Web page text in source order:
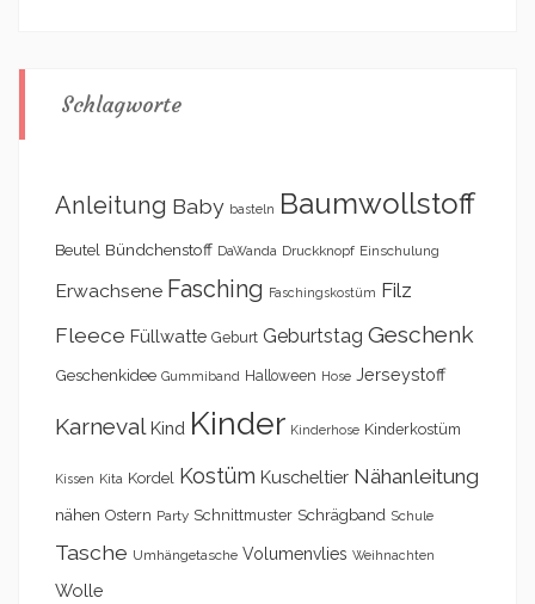
Schlagworte
Anleitung Baby basteln Baumwollstoff
Beutel Bündchenstoff DaWanda Druckknopf Einschulung
Erwachsene Fasching Faschingskostüm Filz
Fleece Füllwatte Geburt Geburtstag Geschenk
Geschenkidee Gummiband Halloween Hose Jerseystoff
Karneval Kind Kinder Kinderhose Kinderkostüm
Kissen Kita Kordel Kostüm Kuscheltier Nähanleitung
nähen Ostern Party Schnittmuster Schrägband Schule
Tasche Umhängetasche Volumenvlies Weihnachten
Wolle